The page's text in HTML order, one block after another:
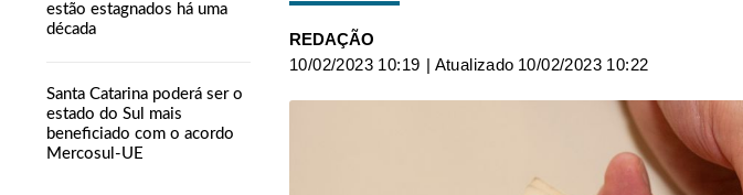
estão estagnados há uma
década
Santa Catarina poderá ser o
estado do Sul mais
beneficiado com o acordo
Mercosul-UE
REDAÇÃO
10/02/2023 10:19 | Atualizado 10/02/2023 10:22